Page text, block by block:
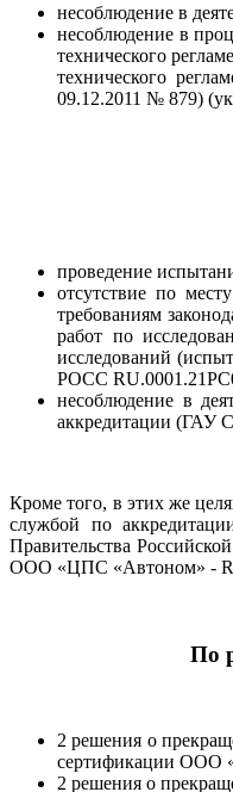
несоблюдение в
несоблюдение в
технического
технического
09.12.2011 № 879)
проведение
отсутствие по
требованиям
работ по
исследований
РОСС
несоблюдение в
аккредитации
Кроме того, в этих же
службой по
Правительства
ООО «ЦПС «Автоном» -
По
2 решения о
сертификации ООО
2 решения о